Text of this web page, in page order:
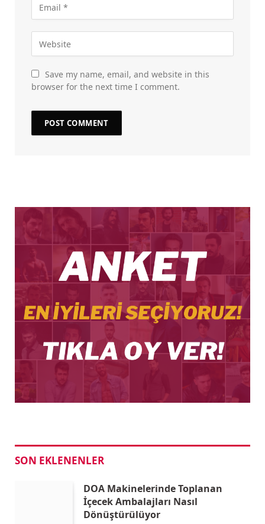
Save my name, email, and website in this
browser for the next time I comment.
SON EKLENENLER
DOA Makinelerinde Toplanan
İçecek Ambalajları Nasıl
Dönüştürülüyor